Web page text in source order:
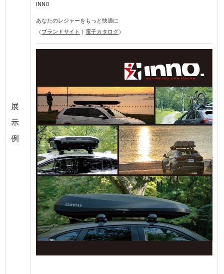
展
示
例
INNO
あなたのレジャーをもっと快適に
（ ブランドサイト ｜ 電子カタログ）